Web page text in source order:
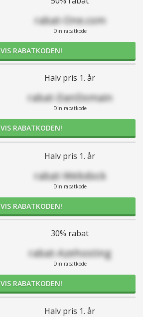
rabat-One.com
Din rabatkode
VIS RABATKODEN!
Halv pris 1. år
rabat-DanDomain
Din rabatkode
VIS RABATKODEN!
Halv pris 1. år
rabat-Webdock
Din rabatkode
VIS RABATKODEN!
30% rabat
rabat-Azehosting
Din rabatkode
VIS RABATKODEN!
Halv pris 1. år